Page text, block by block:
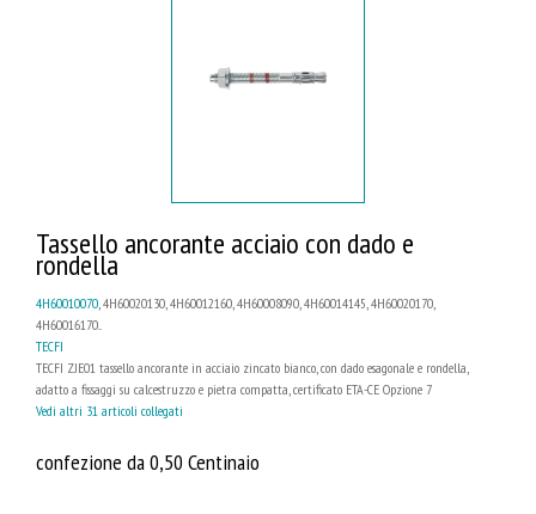
Tassello ancorante acciaio con dado e
rondella
4H60010070, 4H60020130, 4H60012160, 4H60008090, 4H60014145, 4H60020170,
4H60016170...
TECFI
TECFI ZJE01 tassello ancorante in acciaio zincato bianco, con dado esagonale e rondella,
adatto a fissaggi su calcestruzzo e pietra compatta, certificato ETA-CE Opzione 7
Vedi altri 31 articoli collegati
confezione da 0,50 Centinaio